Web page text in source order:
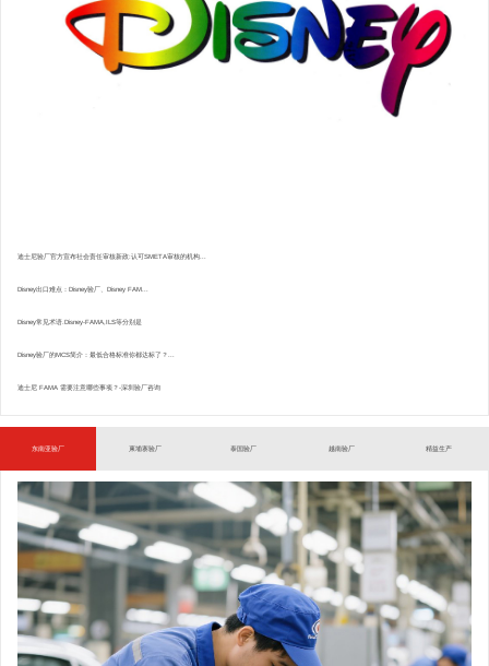
迪士尼验厂官方宣布社会责任审核新政:认可SMETA审核的机构...
Disney出口难点：Disney验厂、Disney FAM...
Disney常见术语.Disney-FAMA,ILS等分别是
Disney验厂的MCS简介：最低合格标准你都达标了？...
迪士尼 FAMA 需要注意哪些事项？-深圳验厂咨询
东南亚验厂 柬埔寨验厂 泰国验厂 越南验厂 精益生产